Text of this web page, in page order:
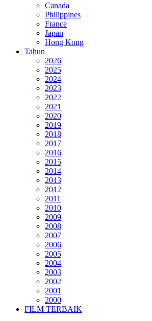
Canada
Philippines
France
Japan
Hong Kong
Tahun
2026
2025
2024
2023
2022
2021
2020
2019
2018
2017
2016
2015
2014
2013
2012
2011
2010
2009
2008
2007
2006
2005
2004
2003
2002
2001
2000
FILM TERBAIK